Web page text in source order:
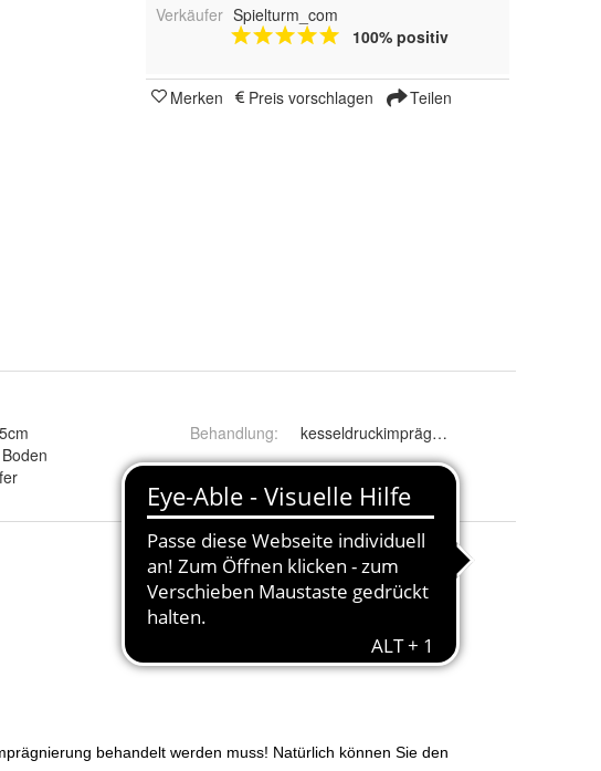
Verkäufer Spielturm_com
100% positiv
Merken Preis vorschlagen Teilen
Behandlung: kesseldruckimprägniert (kdi)